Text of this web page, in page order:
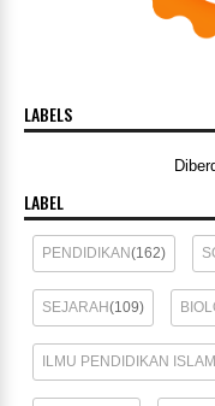
LABELS
LABEL
PENDIDIKAN(162)
SEJARAH(109)
ILMU PENDIDIKAN ISLAM